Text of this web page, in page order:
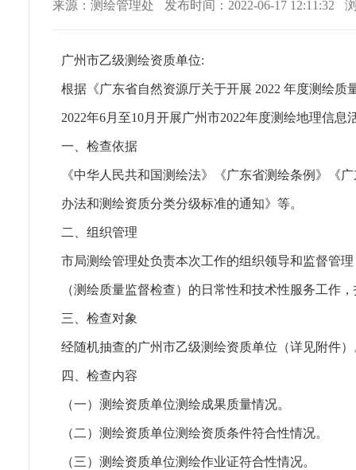
来源：测绘管理处 发布时间：2022-06-17 12:11:32
广州市乙级测绘资质单位:
根据《广东省自然资源厅关于开展 2022 年度测绘
2022年6月至10月开展广州市2022年度测绘地理信
一、检查依据
《中华人民共和国测绘法》《广东省测绘条例》《
办法和测绘资质分类分级标准的通知》等。
二、组织管理
市局测绘管理处负责本次工作的组织领导和监督管
（测绘质量监督检查）的日常性和技术性服务工作
三、检查对象
经随机抽查的广州市乙级测绘资质单位（详见附件）
四、检查内容
（一）测绘资质单位测绘成果质量情况。
（二）测绘资质单位测绘资质条件符合性情况。
（三）测绘资质单位测绘作业证符合性情况。